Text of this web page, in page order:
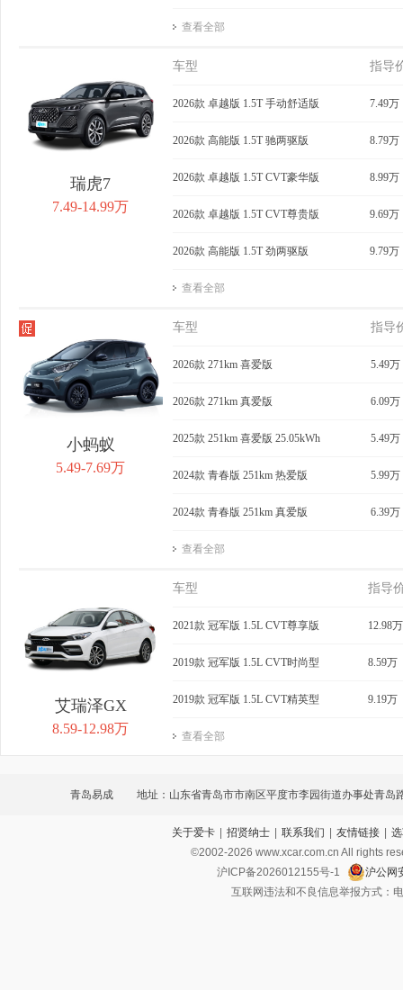
查看全部
瑞虎7
7.49-14.99万
车型 指导
2026款 卓越版 1.5T 手动舒适版 7.49万
2026款 高能版 1.5T 驰两驱版 8.79万
2026款 卓越版 1.5T CVT豪华版 8.99万
2026款 卓越版 1.5T CVT尊贵版 9.69万
2026款 高能版 1.5T 劲两驱版 9.79万
查看全部
小蚂蚁
5.49-7.69万
车型 指导
2026款 271km 喜爱版 5.49万
2026款 271km 真爱版 6.09万
2025款 251km 喜爱版 25.05kWh 5.49万
2024款 青春版 251km 热爱版 5.99万
2024款 青春版 251km 真爱版 6.39万
查看全部
艾瑞泽GX
8.59-12.98万
车型 指导
2021款 冠军版 1.5L CVT尊享版 12.98万
2019款 冠军版 1.5L CVT时尚型 8.59万
2019款 冠军版 1.5L CVT精英型 9.19万
查看全部
青岛易成 地址：山东省青岛市市南区平度市李园街道办事处青岛
关于爱卡 | 招贤纳士 | 联系我们 | 友情链接 |
©2002-2026 www.xcar.com.cn All rights
沪ICP备2026012155号-1
沪公网
互联网违法和不良信息举报方式：